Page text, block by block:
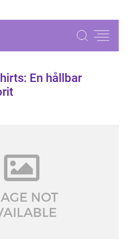
En hållbar